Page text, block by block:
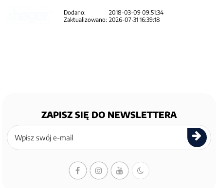
Dodano:
2018-03-09 09:51:34
Zaktualizowano: 2026-07-31 16:39:18
ZAPISZ SIĘ DO NEWSLETTERA
Zapisz
się
newslettera